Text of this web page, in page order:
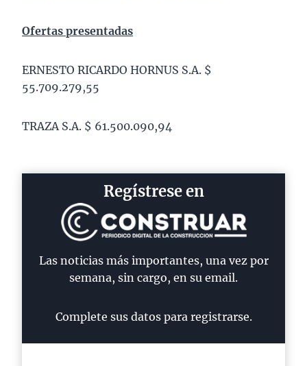
Ofertas presentadas
ERNESTO RICARDO HORNUS S.A. $
55.709.279,55
TRAZA S.A. $ 61.500.090,94
Regístrese en
Las noticias más importantes, una vez por
semana, sin cargo, en su email.
Complete sus datos para registrarse.